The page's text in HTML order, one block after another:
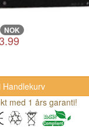
NOK
med 1 års garanti!